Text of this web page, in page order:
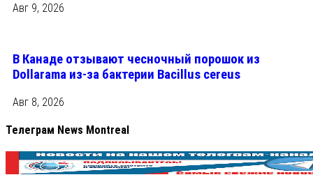
Авг 9, 2026
В Канаде отзывают чесночный порошок из
Dollarama из-за бактерии Bacillus cereus
Авг 8, 2026
Телеграм News Montreal